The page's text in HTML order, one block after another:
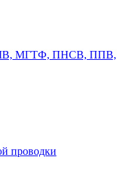
МГТФ, ПНСВ, ППВ,
проводки